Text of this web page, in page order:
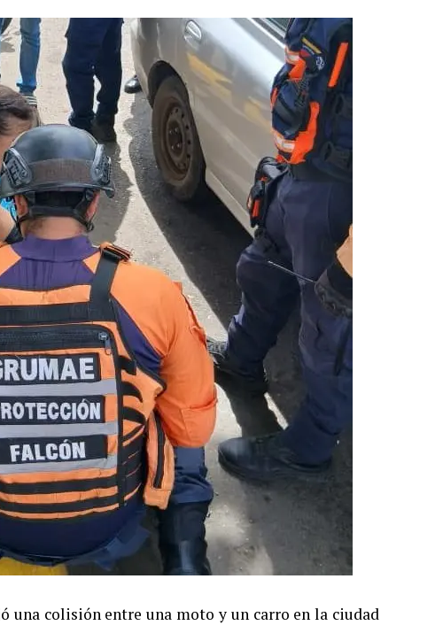
una colisión entre una moto y un carro en la ciudad